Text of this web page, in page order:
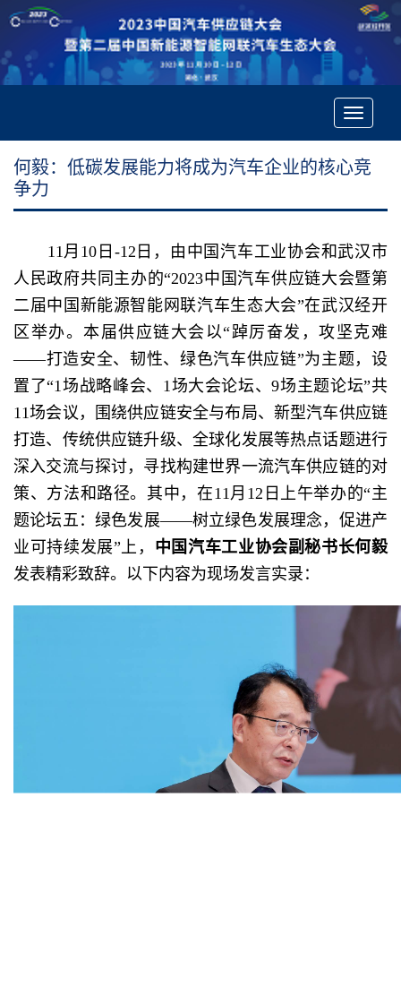
Toggle
何毅：低碳发展能力将成为汽车企业的核心竞
争力
11月10日-12日，由中国汽车工业协会和武汉市
人民政府共同主办的“2023中国汽车供应链大会暨第
二届中国新能源智能网联汽车生态大会”在武汉经开
区举办。本届供应链大会以“踔厉奋发，攻坚克难
——打造安全、韧性、绿色汽车供应链”为主题，设
置了“1场战略峰会、1场大会论坛、9场主题论坛”共
11场会议，围绕供应链安全与布局、新型汽车供应链
打造、传统供应链升级、全球化发展等热点话题进行
深入交流与探讨，寻找构建世界一流汽车供应链的对
策、方法和路径。其中，在11月12日上午举办的“主
题论坛五：绿色发展——树立绿色发展理念，促进产
业可持续发展”上， 中国汽车工业协会副秘书长何毅
发表精彩致辞。以下内容为现场发言实录：